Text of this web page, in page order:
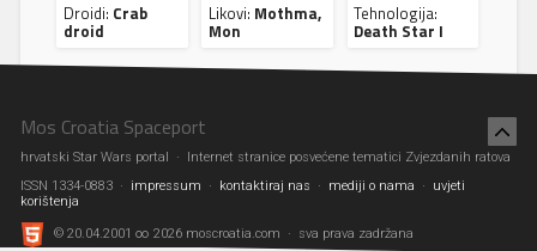
Droidi: Crab
droid
Likovi: Mothma,
Mon
Tehnologija:
Death Star I
Mos Croatia Spaceport
hrvatski Star Wars portal · Internet stranice posvećene tematici Zvjezdanih ratova
ISSN 1334-0883 ·
impressum · kontaktiraj nas · mediji o nama ·
uvjeti
korištenja
© 20.04.2001 ∞ 2026 moscroatia.com · sva prava zadržana